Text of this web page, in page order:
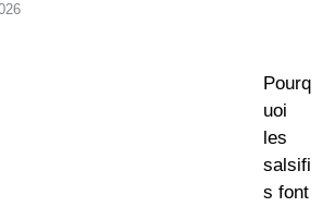
Pourq
uoi
les
salsifi
s font